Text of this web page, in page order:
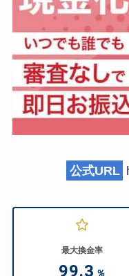
公式URL
最大換金率
99.3 ％